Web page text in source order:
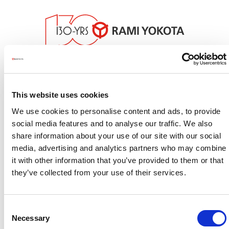
This website uses cookies
We use cookies to personalise content and ads, to provide
social media features and to analyse our traffic. We also
share information about your use of our site with our social
media, advertising and analytics partners who may combine
it with other information that you’ve provided to them or that
they’ve collected from your use of their services.
Selection
Necessary
HOME PRODUCTEN
MERKEN
DOWNLOADS
SERVICE
VIDEO